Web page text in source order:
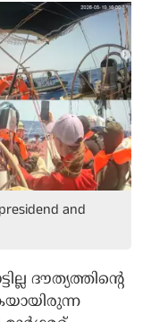
and
ദൗത്യത്തിന്റെ